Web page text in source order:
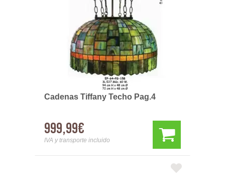
Cadenas Tiffany Techo Pag.4
999,99€
IVA y transporte incluido